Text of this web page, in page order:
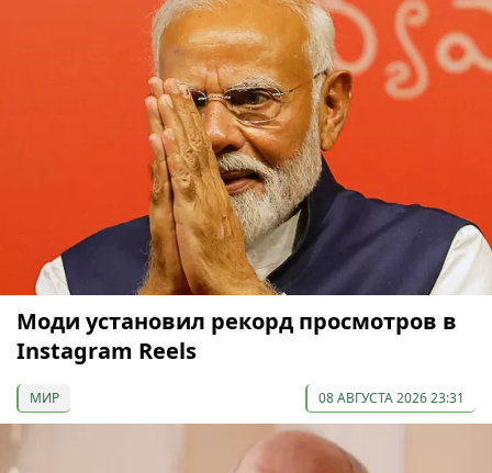
Моди установил рекорд просмотров в
Instagram Reels
МИР 08 АВГУСТА 2026 23:31